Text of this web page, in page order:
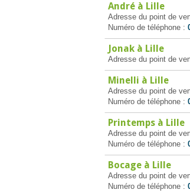
André à Lille
Adresse du point de
Numéro de téléphone :
Jonak à Lille
Adresse du point de
Minelli à Lille
Adresse du point de
Numéro de téléphone :
Printemps à Lille
Adresse du point de
Numéro de téléphone :
Bocage à Lille
Adresse du point de
Numéro de téléphone :